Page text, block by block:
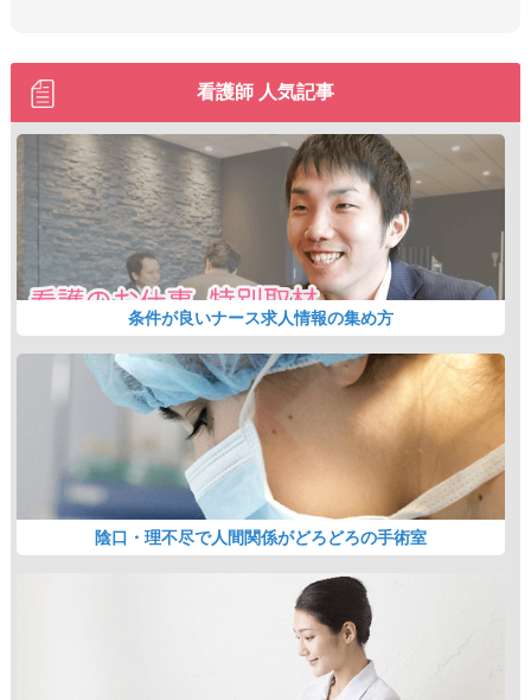
看護師 人気記事
条件が良いナース求人情報の集め方
陰口・理不尽で人間関係がどろどろの手術室